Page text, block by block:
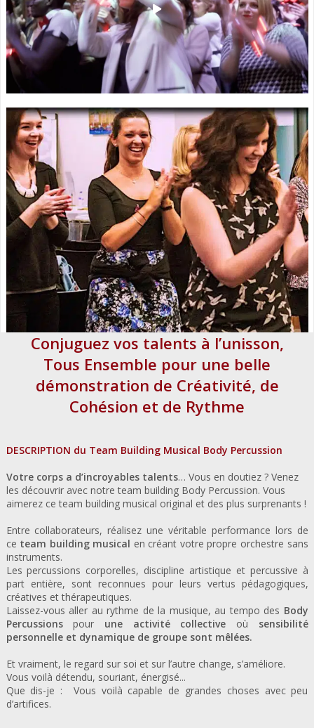
Conjuguez vos talents à l’unisson,
Tous Ensemble pour une belle
démonstration de Créativité, de
Cohésion et de Rythme
DESCRIPTION du Team Building Musical Body Percussion
Votre corps a d’incroyables talents… Vous en doutiez ? Venez
les découvrir avec notre team building Body Percussion. Vous
aimerez ce team building musical original et des plus surprenants !
Entre collaborateurs, réalisez une véritable performance lors de
ce team building musical en créant votre propre orchestre sans
instruments.
Les percussions corporelles, discipline artistique et percussive à
part entière, sont reconnues pour leurs vertus pédagogiques,
créatives et thérapeutiques.
Laissez-vous aller au rythme de la musique, au tempo des Body
Percussionspour une activité collective où sensibilité
personnelle et dynamique de groupe sont mêlées.
Et vraiment, le regard sur soi et sur l’autre change, s’améliore.
Vous voilà détendu, souriant, énergisé...
Que dis-je : Vous voilà capable de grandes choses avec peu
d’artifices.